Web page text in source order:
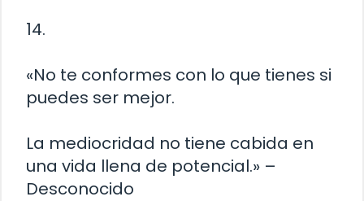
14.
«No te conformes con lo que tienes si
puedes ser mejor.
La mediocridad no tiene cabida en
una vida llena de potencial.» –
Desconocido